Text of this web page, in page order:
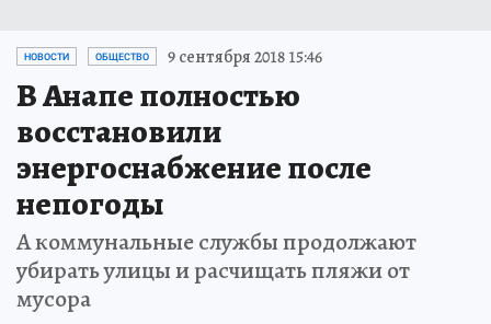
НОВОСТИ ОБЩЕСТВО 9 сентября 2018 15:46
В Анапе полностью
восстановили
энергоснабжение после
непогоды
А коммунальные службы продолжают
убирать улицы и расчищать пляжи от
мусора